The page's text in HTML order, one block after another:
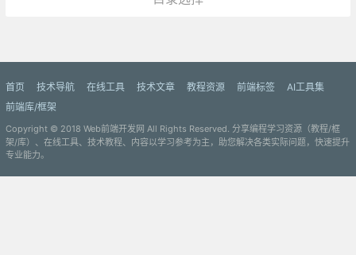
首页 技术导航 在线工具 技术文章 教程资源 前端标签
AI工具集
前端库/框架